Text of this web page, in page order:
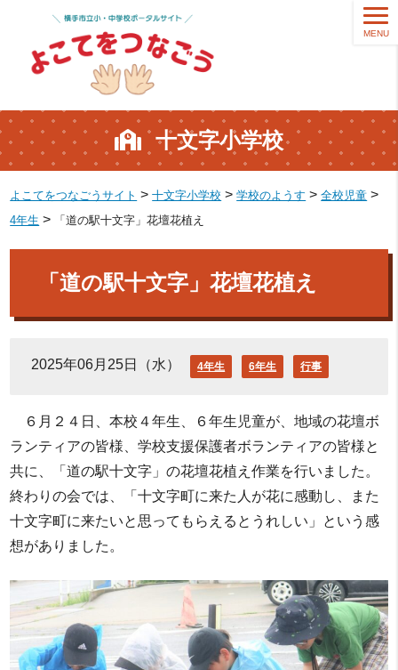
十文字小学校
MENU
よこてをつなごうサイト >十文字小学校 >学校のようす >全校児童 >
4年生 > 「道の駅十文字」花壇花植え
「道の駅十文字」花壇花植え
2025年06月25日（水） 4年生 6年生 行事
６月２４日、本校４年生、６年生児童が、地域の花壇ボ
ランティアの皆様、学校支援保護者ボランティアの皆様と
共に、「道の駅十文字」の花壇花植え作業を行いました。
終わりの会では、「十文字町に来た人が花に感動し、また
十文字町に来たいと思ってもらえるとうれしい」という感
想がありました。